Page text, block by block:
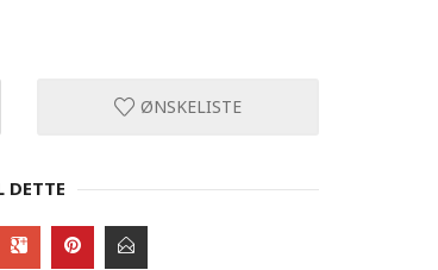
ØNSKELISTE
DETTE